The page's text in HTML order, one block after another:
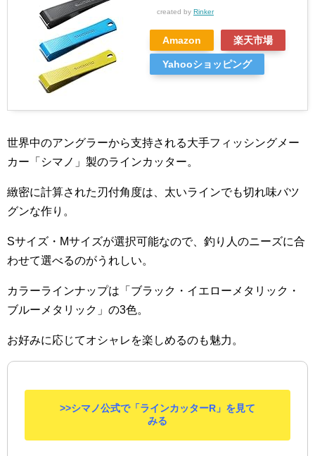
created by Rinker
Amazon 楽天市場
Yahooショッピング
世界中のアングラーから支持される大手フィッシングメー
カー「シマノ」製のラインカッター。
緻密に計算された 刃付角度は、太いラインでも切れ味バツ
グンな作り。
Sサイズ・Mサイズが選択可能なので、釣り人のニーズに合
わせて選べるのがうれしい。
カラーラインナップは「ブラック・イエローメタリック・
ブルーメタリック」の3色。
お好みに応じてオシャレを楽しめるのも魅力。
>>シマノ公式で「ラインカッターR」を見て
みる